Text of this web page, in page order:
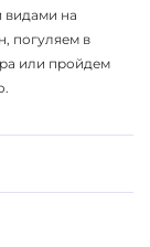
видами на
погуляем в
или пройдем